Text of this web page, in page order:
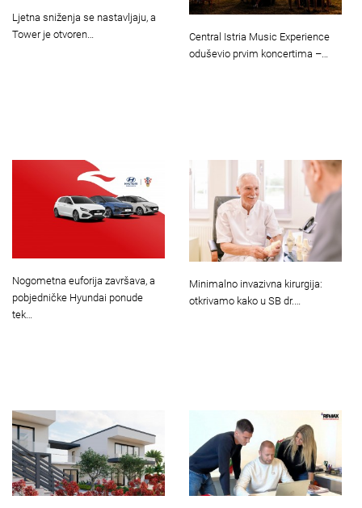
Ljetna sniženja se nastavljaju, a
Tower je otvoren…
Central Istria Music Experience
oduševio prvim koncertima –…
Nogometna euforija završava, a
pobjedničke Hyundai ponude
tek…
Minimalno invazivna kirurgija:
otkrivamo kako u SB dr.…